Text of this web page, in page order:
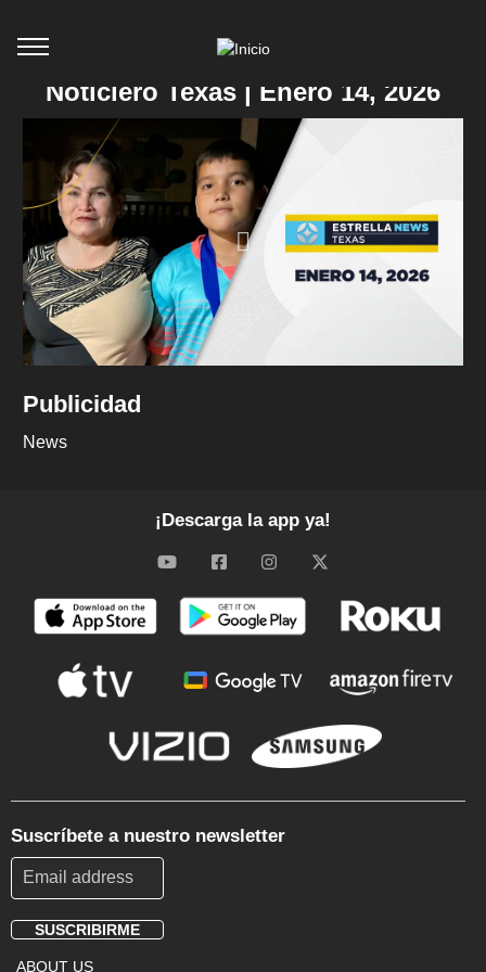
Noticiero Texas | Enero 14, 2026
Publicidad
News
¡Descarga la app ya!
Suscríbete a nuestro newsletter
SUSCRIBIRME
ABOUT US